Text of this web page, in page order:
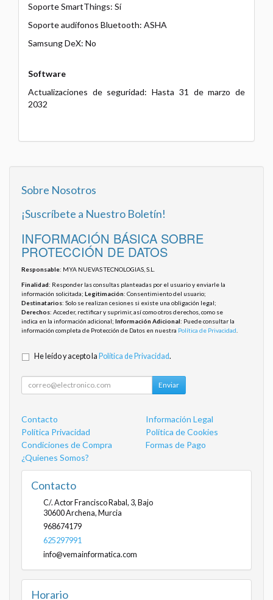
Soporte SmartThings: Sí
Soporte audífonos Bluetooth: ASHA
Samsung DeX: No
Software
Actualizaciones de seguridad: Hasta 31 de marzo de
2032
Sobre Nosotros
¡Suscríbete a Nuestro Boletín!
INFORMACIÓN BÁSICA SOBRE
PROTECCIÓN DE DATOS
Responsable: MYA NUEVAS TECNOLOGIAS, S.L.
Finalidad: Responder las consultas planteadas por el usuario y enviarle la
información solicitada; Legitimación: Consentimiento del usuario;
Destinatarios: Solo se realizan cesiones si existe una obligación legal;
Derechos: Acceder, rectificar y suprimir, así como otros derechos, como se
indica en la información adicional; Información Adicional: Puede consultar la
información completa de Protección de Datos en nuestra Política de Privacidad
He leído y acepto la Política de Privacidad.
Enviar
Contacto
Información Legal
Política Privacidad
Política de Cookies
Condiciones de Compra
Formas de Pago
¿Quienes Somos?
Contacto
C/. Actor Francisco Rabal, 3, Bajo
30600Archena, Murcia
968674179
625297991
info@vemainformatica.com
Horario